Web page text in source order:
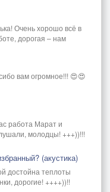
Очень хорошо всё в
дорогая – нам
вам огромное!!! 😍😍
работа Марат и
молодцы! +++))!!!
(акустика)
достойна теплоты
дорогие! ++++))!!